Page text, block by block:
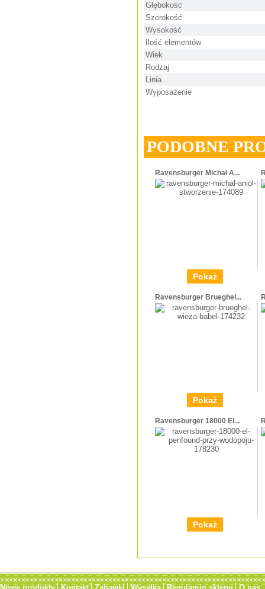
Głębokość
Szerokość
Wysokość
Ilość elementów
Wiek
Rodzaj
Linia
Wyposażenie
PODOBNE
Ravensburger Michał A...
Pokaż
Ravensburger Brueghel...
Pokaż
Ravensburger 18000 El...
Pokaż
Nowe produkty Kontakt Zabawki Wysyłka Regulamin sklepu O nas